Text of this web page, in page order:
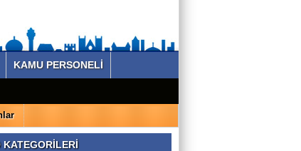
KAMU PERSONELİ